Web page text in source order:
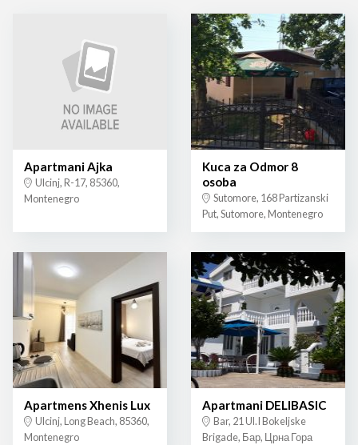
Apartmani Ajka
Ulcinj, R-17, 85360,
Montenegro
Kuca za Odmor 8
osoba
Sutomore, 168 Partizanski
Put, Sutomore, Montenegro
Apartmens Xhenis Lux
Ulcinj, Long Beach, 85360,
Montenegro
Apartmani DELIBASIC
Bar, 21 Ul.I Bokeljske
Brigade, Бар, Црна Гора